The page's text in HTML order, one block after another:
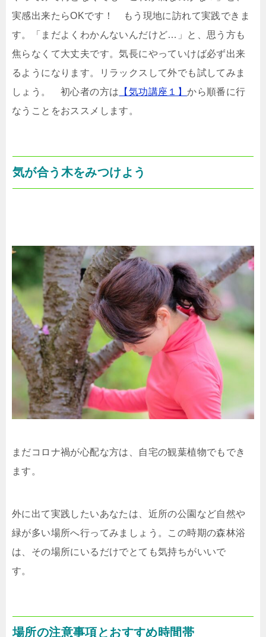
実感出来たらOKです！ もう現地に訪れて実践できま
す。「まだよくわかんないんだけど…」と、思う方も
焦らなくて大丈夫です。気長にやっていけば必ず出来
るようになります。リラックスして外でも試してみま
しょう。 初心者の方は 【気功講座１】から順番に行
なうことをおススメします。
気が合う木をみつけよう
まだコロナ禍が心配な方は、自宅の観葉植物でもでき
ます。
外に出て実践したいあなたは、近所の公園など自然や
緑が多い場所へ行ってみましょう。この時期の森林浴
は、その場所にいるだけでとても気持ちがいいで
す。
場所の注意事項とおすすめ時間帯